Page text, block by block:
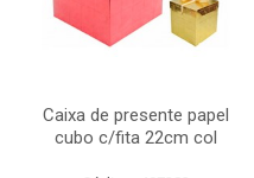
Caixa de presente papel
cubo c/fita 22cm col